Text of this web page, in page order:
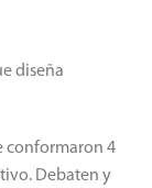
diseña
conformaron 4
Debaten y